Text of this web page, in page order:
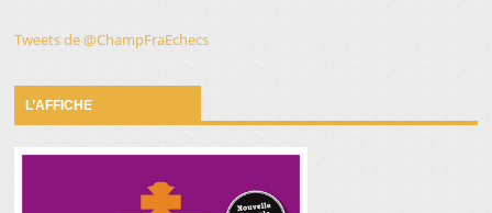
Tweets de @ChampFraEchecs
L’AFFICHE